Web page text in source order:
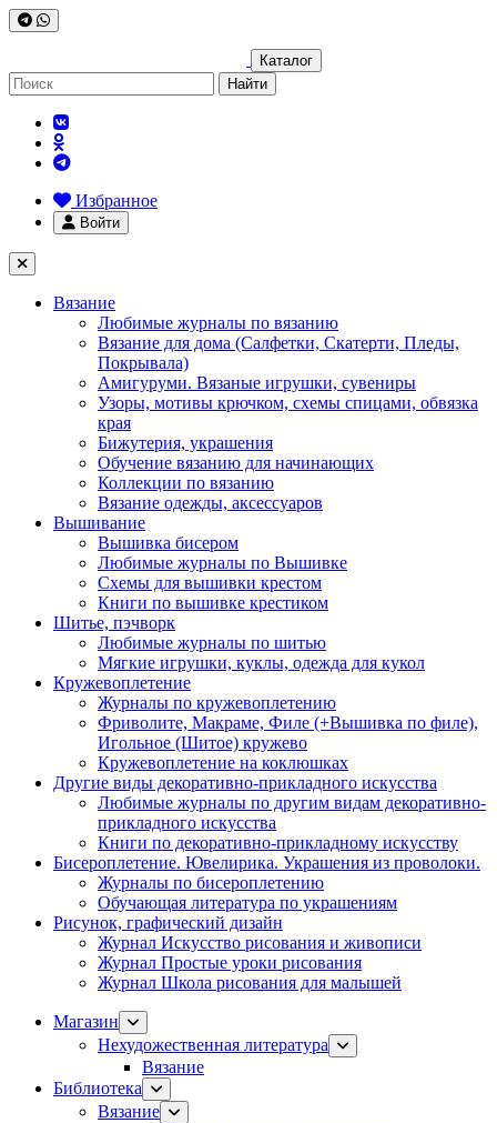
Каталог
Найти
Избранное
Войти
Вязание
Любимые журналы по вязанию
Вязание для дома (Салфетки, Скатерти, Пледы,
Покрывала)
Амигуруми. Вязаные игрушки, сувениры
Узоры, мотивы крючком, схемы спицами, обвязка
края
Бижутерия, украшения
Обучение вязанию для начинающих
Коллекции по вязанию
Вязание одежды, аксессуаров
Вышивание
Вышивка бисером
Любимые журналы по Вышивке
Схемы для вышивки крестом
Книги по вышивке крестиком
Шитье, пэчворк
Любимые журналы по шитью
Мягкие игрушки, куклы, одежда для кукол
Кружевоплетение
Журналы по кружевоплетению
Фриволите, Макраме, Филе (+Вышивка по филе),
Игольное (Шитое) кружево
Кружевоплетение на коклюшках
Другие виды декоративно-прикладного искусства
Любимые журналы по другим видам декоративно-
прикладного искусства
Книги по декоративно-прикладному искусству
Бисероплетение. Ювелирика. Украшения из проволоки.
Журналы по бисероплетению
Обучающая литература по украшениям
Рисунок, графический дизайн
Журнал Искусство рисования и живописи
Журнал Простые уроки рисования
Журнал Школа рисования для малышей
Магазин
Нехудожественная литература
Вязание
Библиотека
Вязание